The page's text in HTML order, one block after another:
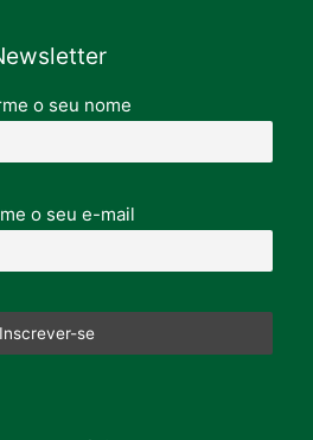
o seu nome
o seu e-mail